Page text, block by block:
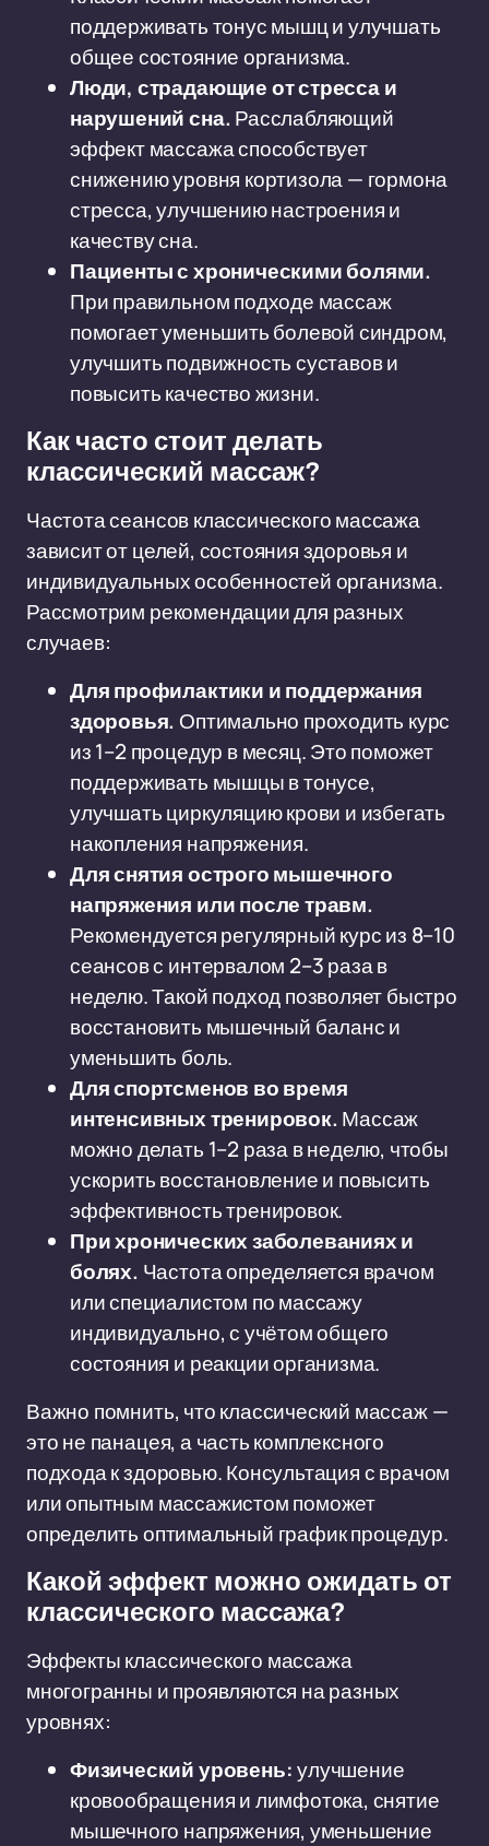
поддерживать тонус мышц и улучшать
общее состояние организма.
Люди, страдающие от стресса и
нарушений сна. Расслабляющий
эффект массажа способствует
снижению уровня кортизола — гормона
стресса, улучшению настроения и
качеству сна.
Пациенты с хроническими болями.
При правильном подходе массаж
помогает уменьшить болевой синдром,
улучшить подвижность суставов и
повысить качество жизни.
Как часто стоит делать
классический массаж?
Частота сеансов классического массажа
зависит от целей, состояния здоровья и
индивидуальных особенностей организма.
Рассмотрим рекомендации для разных
случаев:
Для профилактики и поддержания
здоровья. Оптимально проходить курс
из 1–2 процедур в месяц. Это поможет
поддерживать мышцы в тонусе,
улучшать циркуляцию крови и избегать
накопления напряжения.
Для снятия острого мышечного
напряжения или после травм.
Рекомендуется регулярный курс из 8–10
сеансов с интервалом 2–3 раза в
неделю. Такой подход позволяет быстро
восстановить мышечный баланс и
уменьшить боль.
Для спортсменов во время
интенсивных тренировок. Массаж
можно делать 1–2 раза в неделю, чтобы
ускорить восстановление и повысить
эффективность тренировок.
При хронических заболеваниях и
болях. Частота определяется врачом
или специалистом по массажу
индивидуально, с учётом общего
состояния и реакции организма.
Важно помнить, что классический массаж —
это не панацея, а часть комплексного
подхода к здоровью. Консультация с врачом
или опытным массажистом поможет
определить оптимальный график процедур.
Какой эффект можно ожидать от
классического массажа?
Эффекты классического массажа
многогранны и проявляются на разных
уровнях:
Физический уровень:улучшение
кровообращения и лимфотока, снятие
мышечного напряжения, уменьшение